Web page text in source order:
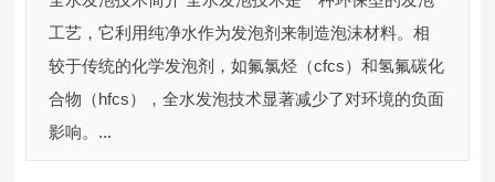
工艺，它利用纯净水作为发泡剂来制造泡沫材料。相
较于传统的化学发泡剂，如氟氯烃（cfcs）和氢氟碳化
合物（hfcs），全水发泡技术显著减少了对环境的负面
影响。...